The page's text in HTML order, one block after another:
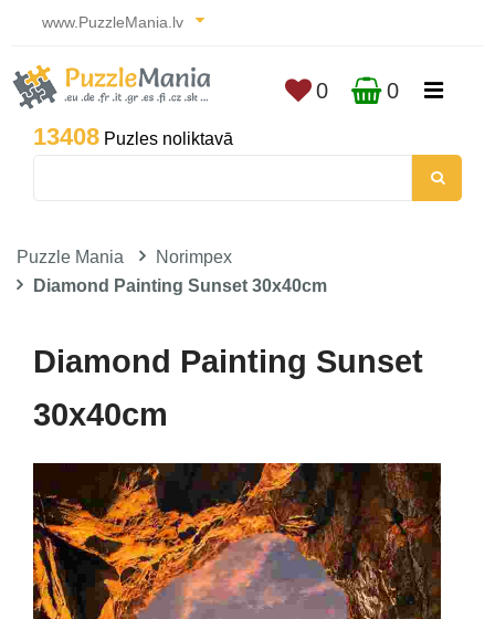
www.PuzzleMania.lv
13408 Puzles noliktavā
0 0
Puzzle Mania
Norimpex
Diamond Painting Sunset 30x40cm
Diamond Painting Sunset
30x40cm